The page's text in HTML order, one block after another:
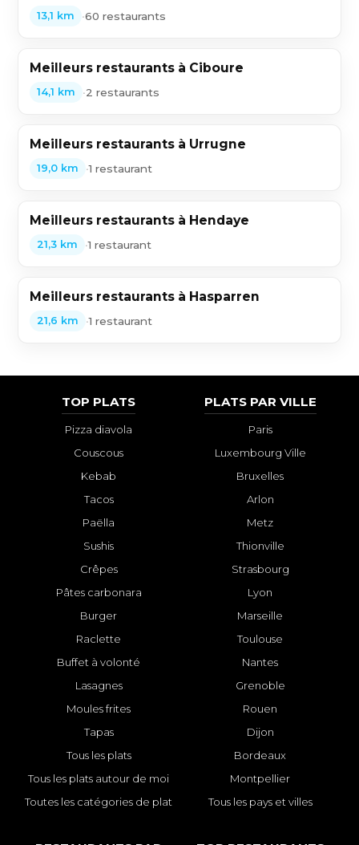
13,1 km •60 restaurants
Meilleurs restaurants à Ciboure
14,1 km •2 restaurants
Meilleurs restaurants à Urrugne
19,0 km •1 restaurant
Meilleurs restaurants à Hendaye
21,3 km •1 restaurant
Meilleurs restaurants à Hasparren
21,6 km •1 restaurant
TOP PLATS
Pizza diavola
Couscous
Kebab
Tacos
Paëlla
Sushis
Crêpes
Pâtes carbonara
Burger
Raclette
Buffet à volonté
Lasagnes
Moules frites
Tapas
Tous les plats
Tous les plats autour de moi
Toutes les catégories de plat
PLATS PAR VILLE
Paris
Luxembourg Ville
Bruxelles
Arlon
Metz
Thionville
Strasbourg
Lyon
Marseille
Toulouse
Nantes
Grenoble
Rouen
Dijon
Bordeaux
Montpellier
Tous les pays et villes